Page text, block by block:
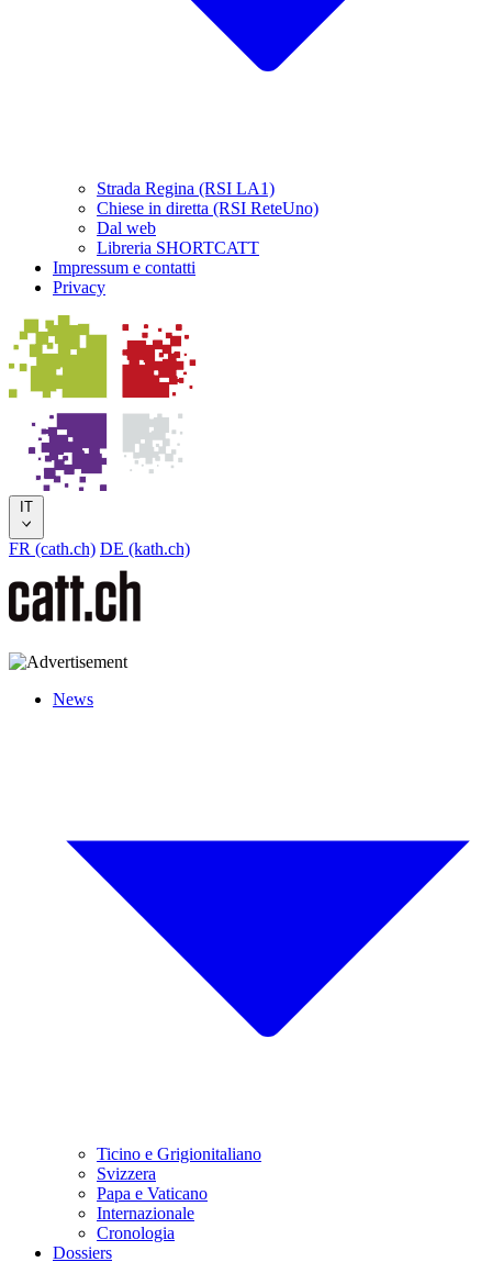
Strada Regina (RSI LA1)
Chiese in diretta (RSI ReteUno)
Dal web
Libreria SHORTCATT
Impressum e contatti
Privacy
IT
FR (cath.ch) DE (kath.ch)
News
Ticino e Grigionitaliano
Svizzera
Papa e Vaticano
Internazionale
Cronologia
Dossiers